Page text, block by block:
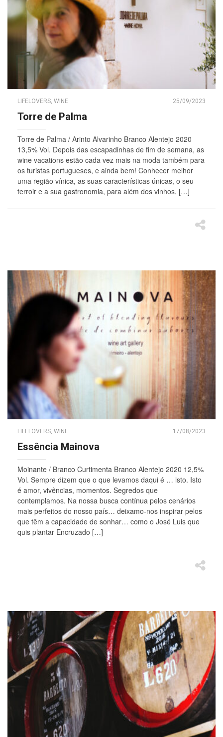
LIFELOVERS, WINE 25/09/2023
Torre de Palma
Torre de Palma / Arinto Alvarinho Branco Alentejo 2020
13,5% Vol. Depois das escapadinhas de fim de semana, as
wine vacations estão cada vez mais na moda também para
os turistas portugueses, e ainda bem! Conhecer melhor
uma região vínica, as suas características únicas, o seu
terroir e a sua gastronomia, para além dos vinhos, […]
LIFELOVERS, WINE 17/08/2023
Essência Mainova
Moinante / Branco Curtimenta Branco Alentejo 2020 12,5%
Vol. Sempre dizem que o que levamos daqui é … isto. Isto
é amor, vivências, momentos. Segredos que
contemplamos. Na nossa busca contínua pelos cenários
mais perfeitos do nosso país… deixamo-nos inspirar pelos
que têm a capacidade de sonhar… como o José Luis que
quis plantar Encruzado […]